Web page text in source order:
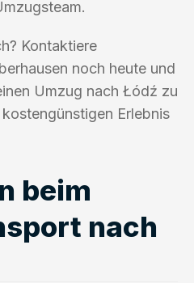
Kontaktiere
noch heute und
Umzug nach Łódź zu
Erlebnis
beim
nach